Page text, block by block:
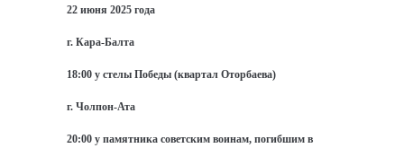
22 июня 2025 года
г. Кара-Балта
18:00 у стелы Победы (квартал Оторбаева)
г. Чолпон-Ата
20:00 у памятника советским воинам, погибшим в